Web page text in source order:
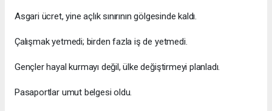
Asgari ücret, yine açlık sınırının gölgesinde kaldı.
Çalışmak yetmedi; birden fazla iş de yetmedi.
Gençler hayal kurmayı değil, ülke değiştirmeyi planladı.
Pasaportlar umut belgesi oldu.